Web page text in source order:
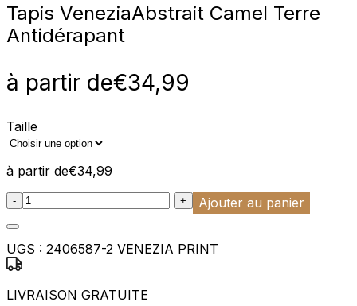
Tapis VeneziaAbstrait Camel Terre
Antidérapant
à partir de€34,99
Taille
à partir de€34,99
:product_name quantity
- + Ajouter au panier
UGS : 2406587-2 VENEZIA PRINT
LIVRAISON GRATUITE